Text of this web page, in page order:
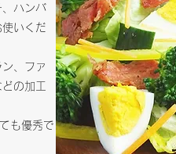
ハンバ
いくだ
、ファ
の加工
も優秀で